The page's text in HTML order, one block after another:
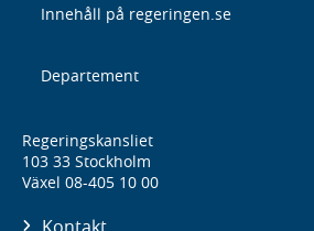
Innehåll på regeringen.se
Departement
Regeringskansliet
103 33 Stockholm
Växel 08-405 10 00